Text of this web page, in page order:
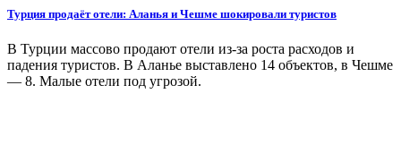
Турция продаёт отели: Аланья и Чешме шокировали туристов
В Турции массово продают отели из-за роста расходов и
падения туристов. В Аланье выставлено 14 объектов, в Чешме
— 8. Малые отели под угрозой.